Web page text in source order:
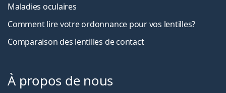
Maladies oculaires
Comment lire votre ordonnance pour vos lentilles?
Comparaison des lentilles de contact
À propos de nous